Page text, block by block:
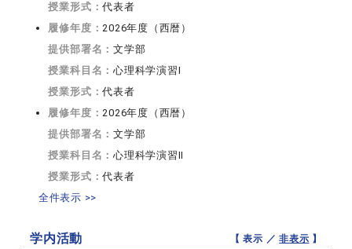
授業形式：代表者
履修年度：2026年度（西暦）
提供部署名：文学部
授業科目名：心理科学演習I
授業形式：代表者
履修年度：2026年度（西暦）
提供部署名：文学部
授業科目名：心理科学演習II
授業形式：代表者
全件表示 >>
学内活動 【 表示 ／非表示 】